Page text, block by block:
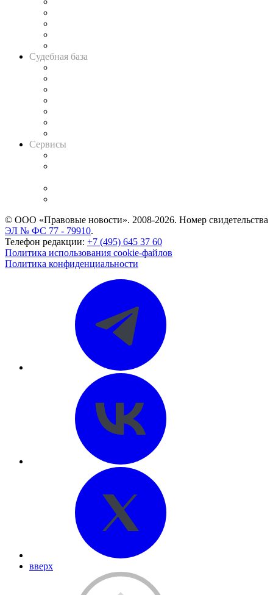
Судебная база
Сервисы
© ООО «Правовые новости». 2008-2026. Номер свидетельства
ЭЛ № ФС 77 - 79910.
Телефон редакции: +7 (495) 645 37 60
Политика использования cookie-файлов
Политика конфиденциальности
вверх